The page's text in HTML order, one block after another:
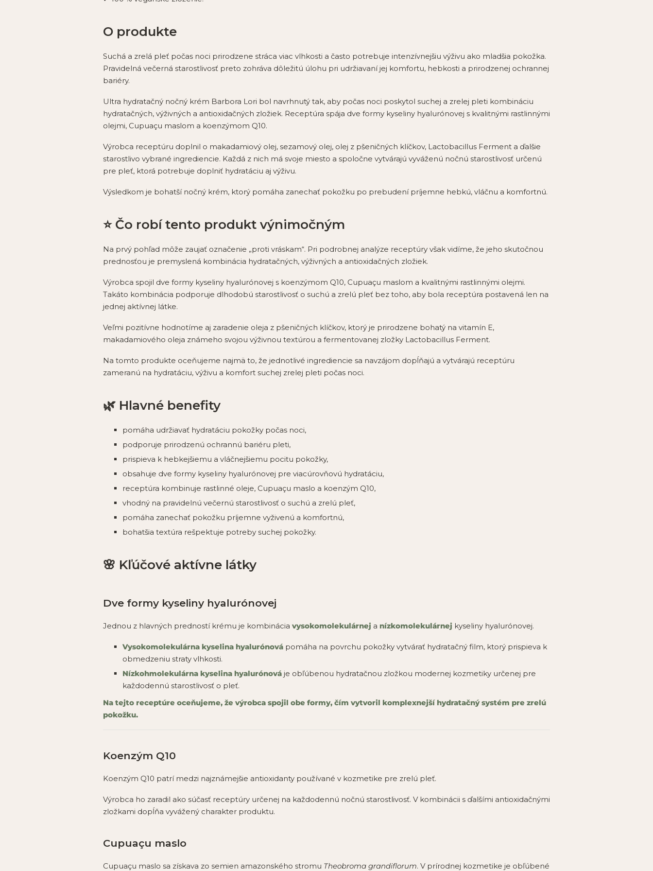
O produkte
Suchá a zrelá pleť počas noci prirodzene stráca viac vlhkosti a často potrebuje intenzívnejšiu výživu ako mladšia pokožka.
Pravidelná večerná starostlivosť preto zohráva dôležitú úlohu pri udržiavaní jej komfortu, hebkosti a prirodzenej ochrannej
bariéry.
Ultra hydratačný nočný krém Barbora Lori bol navrhnutý tak, aby počas noci poskytol suchej a zrelej pleti kombináciu
hydratačných, výživných a antioxidačných zložiek. Receptúra spája dve formy kyseliny hyalurónovej s kvalitnými rastlinnými
olejmi, Cupuaçu maslom a koenzýmom Q10.
Výrobca receptúru doplnil o makadamiový olej, sezamový olej, olej z pšeničných klíčkov, Lactobacillus Ferment a ďalšie
starostlivo vybrané ingrediencie. Každá z nich má svoje miesto a spoločne vytvárajú vyváženú nočnú starostlivosť určenú
pre pleť, ktorá potrebuje doplniť hydratáciu aj výživu.
Výsledkom je bohatší nočný krém, ktorý pomáha zanechať pokožku po prebudení príjemne hebkú, vláčnu a komfortnú.
⭐ Čo robí tento produkt výnimočným
Na prvý pohľad môže zaujať označenie „proti vráskam“. Pri podrobnej analýze receptúry však vidíme, že jeho skutočnou
prednosťou je premyslená kombinácia hydratačných, výživných a antioxidačných zložiek.
Výrobca spojil dve formy kyseliny hyalurónovej s koenzýmom Q10, Cupuaçu maslom a kvalitnými rastlinnými olejmi.
Takáto kombinácia podporuje dlhodobú starostlivosť o suchú a zrelú pleť bez toho, aby bola receptúra postavená len na
jednej aktívnej látke.
Veľmi pozitívne hodnotíme aj zaradenie oleja z pšeničných klíčkov, ktorý je prirodzene bohatý na vitamín E,
makadamiového oleja známeho svojou výživnou textúrou a fermentovanej zložky Lactobacillus Ferment.
Na tomto produkte oceňujeme najmä to, že jednotlivé ingrediencie sa navzájom dopĺňajú a vytvárajú receptúru
zameranú na hydratáciu, výživu a komfort suchej zrelej pleti počas noci.
🌿 Hlavné benefity
pomáha udržiavať hydratáciu pokožky počas noci,
podporuje prirodzenú ochrannú bariéru pleti,
prispieva k hebkejšiemu a vláčnejšiemu pocitu pokožky,
obsahuje dve formy kyseliny hyalurónovej pre viacúrovňovú hydratáciu,
receptúra kombinuje rastlinné oleje, Cupuaçu maslo a koenzým Q10,
vhodný na pravidelnú večernú starostlivosť o suchú a zrelú pleť,
pomáha zanechať pokožku príjemne vyživenú a komfortnú,
bohatšia textúra rešpektuje potreby suchej pokožky.
🌸 Kľúčové aktívne látky
Dve formy kyseliny hyalurónovej
Jednou z hlavných predností krému je kombinácia vysokomolekulárnej a nízkomolekulárnej kyseliny hyalurónovej.
Vysokomolekulárna kyselina hyalurónová pomáha na povrchu pokožky vytvárať hydratačný film, ktorý prispieva k
obmedzeniu straty vlhkosti.
Nízkohmolekulárna kyselina hyalurónová je obľúbenou hydratačnou zložkou modernej kozmetiky určenej pre
každodennú starostlivosť o pleť.
Na tejto receptúre oceňujeme, že výrobca spojil obe formy, čím vytvoril komplexnejší hydratačný systém pre zrelú
pokožku.
Koenzým Q10
Koenzým Q10 patrí medzi najznámejšie antioxidanty používané v kozmetike pre zrelú pleť.
Výrobca ho zaradil ako súčasť receptúry určenej na každodennú nočnú starostlivosť. V kombinácii s ďalšími antioxidačnými
zložkami dopĺňa vyvážený charakter produktu.
Cupuaçu maslo
Cupuaçu maslo sa získava zo semien amazonského stromu Theobroma grandiflorum. V prírodnej kozmetike je obľúbené